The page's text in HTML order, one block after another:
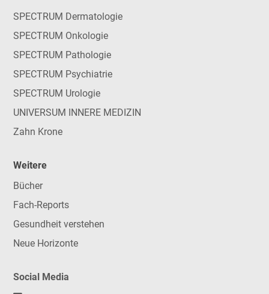
SPECTRUM Dermatologie
SPECTRUM Onkologie
SPECTRUM Pathologie
SPECTRUM Psychiatrie
SPECTRUM Urologie
UNIVERSUM INNERE MEDIZIN
Zahn Krone
Weitere
Bücher
Fach-Reports
Gesundheit verstehen
Neue Horizonte
Social Media